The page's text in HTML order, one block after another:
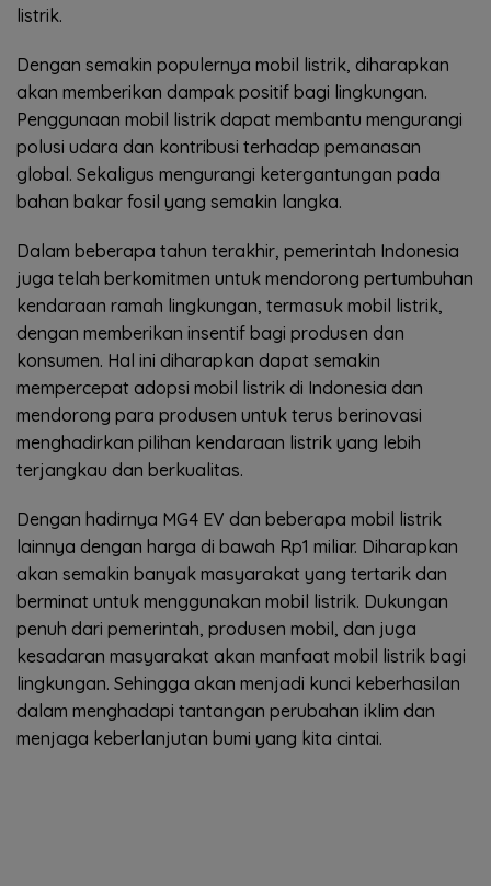
listrik.
Dengan semakin populernya mobil listrik, diharapkan
akan memberikan dampak positif bagi lingkungan.
Penggunaan mobil listrik dapat membantu mengurangi
polusi udara dan kontribusi terhadap pemanasan
global. Sekaligus mengurangi ketergantungan pada
bahan bakar fosil yang semakin langka.
Dalam beberapa tahun terakhir, pemerintah Indonesia
juga telah berkomitmen untuk mendorong pertumbuhan
kendaraan ramah lingkungan, termasuk mobil listrik,
dengan memberikan insentif bagi produsen dan
konsumen. Hal ini diharapkan dapat semakin
mempercepat adopsi mobil listrik di Indonesia dan
mendorong para produsen untuk terus berinovasi
menghadirkan pilihan kendaraan listrik yang lebih
terjangkau dan berkualitas.
Dengan hadirnya MG4 EV dan beberapa mobil listrik
lainnya dengan harga di bawah Rp1 miliar. Diharapkan
akan semakin banyak masyarakat yang tertarik dan
berminat untuk menggunakan mobil listrik. Dukungan
penuh dari pemerintah, produsen mobil, dan juga
kesadaran masyarakat akan manfaat mobil listrik bagi
lingkungan. Sehingga akan menjadi kunci keberhasilan
dalam menghadapi tantangan perubahan iklim dan
menjaga keberlanjutan bumi yang kita cintai.